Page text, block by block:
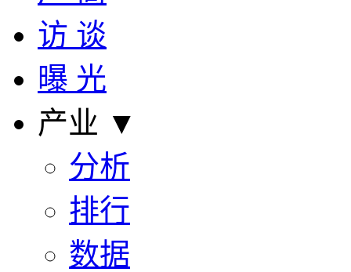
访 谈
曝 光
产业 ▼
分析
排行
数据